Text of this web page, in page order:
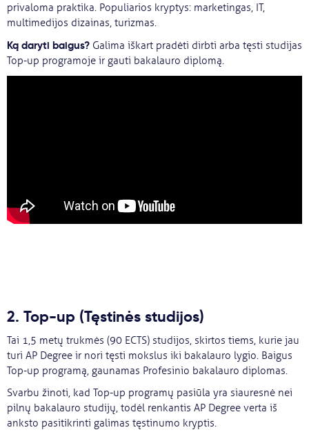
privaloma praktika. Populiarios kryptys: marketingas, IT,
multimedijos dizainas, turizmas.
Ką daryti baigus? Galima iškart pradėti dirbti arba tęsti studijas
Top-up programoje ir gauti bakalauro diplomą.
2. Top-up (Tęstinės studijos)
Tai 1,5 metų trukmės (90 ECTS) studijos, skirtos tiems, kurie jau
turi AP Degree ir nori tęsti mokslus iki bakalauro lygio. Baigus
Top-up programą, gaunamas Profesinio bakalauro diplomas.
Svarbu žinoti, kad Top-up programų pasiūla yra siauresnė nei
pilnų bakalauro studijų, todėl renkantis AP Degree verta iš
anksto pasitikrinti galimas tęstinumo kryptis.